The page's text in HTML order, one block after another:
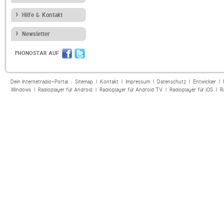
Hilfe & Kontakt
Newsletter
PHONOSTAR AUF
Dein Internetradio-Portal : Sitemap| Kontakt| Impressum| Datenschutz| Entwickler|
Windows| Radioplayer für Android| Radioplayer für Android TV| Radioplayer für iOS|